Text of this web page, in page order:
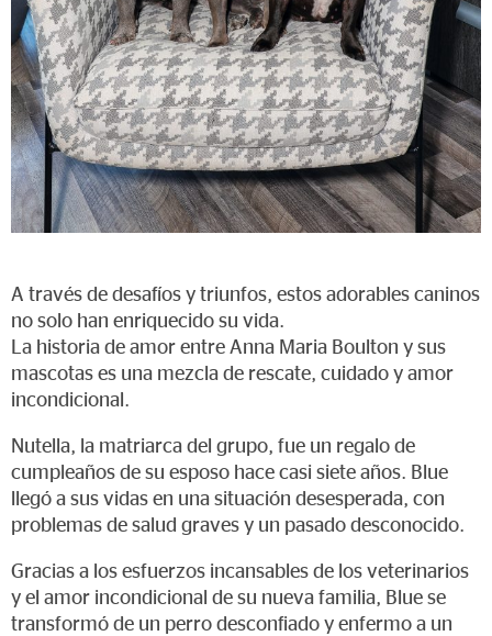
A través de desafíos y triunfos, estos adorables caninos
no solo han enriquecido su vida.
La historia de amor entre Anna Maria Boulton y sus
mascotas es una mezcla de rescate, cuidado y amor
incondicional.
Nutella, la matriarca del grupo, fue un regalo de
cumpleaños de su esposo hace casi siete años. Blue
llegó a sus vidas en una situación desesperada, con
problemas de salud graves y un pasado desconocido.
Gracias a los esfuerzos incansables de los veterinarios
y el amor incondicional de su nueva familia, Blue se
transformó de un perro desconfiado y enfermo a un